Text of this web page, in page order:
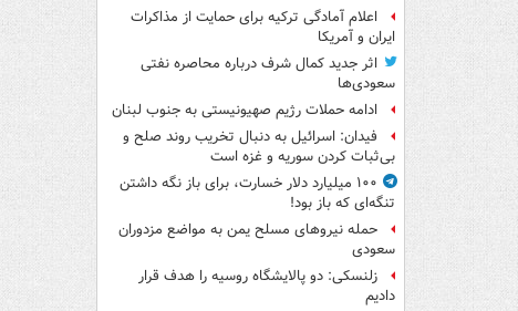
اعلام آمادگی ترکیه برای حمایت از مذاکرات
ایران و آمریکا
اثر جدید کمال شرف درباره محاصره نفتی
سعودی‌ها
ادامه حملات رژیم صهیونیستی به جنوب لبنان
فیدان: اسرائیل به دنبال تخریب روند صلح و
بی‌ثبات کردن سوریه و غزه است
۱۰۰ میلیارد دلار خسارت، برای باز نگه داشتن
تنگه‌ای که باز بود!
حمله نیروهای مسلح یمن به مواضع مزدوران
سعودی
زلنسکی: دو پالایشگاه روسیه را هدف قرار
دادیم